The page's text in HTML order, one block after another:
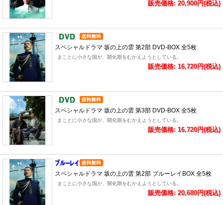
販売価格: 20,900円(税込)
スペシャルドラマ 坂の上の雲 第2部 DVD-BOX 全5枚
まことに小さな国が、開化期をむかえようとしている。
販売価格: 16,720円(税込)
スペシャルドラマ 坂の上の雲 第3部 DVD-BOX 全5枚
まことに小さな国が、開化期をむかえようとしている。
販売価格: 16,720円(税込)
スペシャルドラマ 坂の上の雲 第2部 ブルーレイBOX 全5枚
まことに小さな国が、開化期をむかえようとしている。
販売価格: 20,680円(税込)